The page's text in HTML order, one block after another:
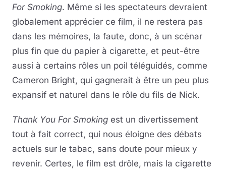
For Smoking. Même si les spectateurs devraient
globalement apprécier ce film, il ne restera pas
dans les mémoires, la faute, donc, à un scénar
plus fin que du papier à cigarette, et peut-être
aussi à certains rôles un poil téléguidés, comme
Cameron Bright, qui gagnerait à être un peu plus
expansif et naturel dans le rôle du fils de Nick.
Thank You For Smoking est un divertissement
tout à fait correct, qui nous éloigne des débats
actuels sur le tabac, sans doute pour mieux y
revenir. Certes, le film est drôle, mais la cigarette